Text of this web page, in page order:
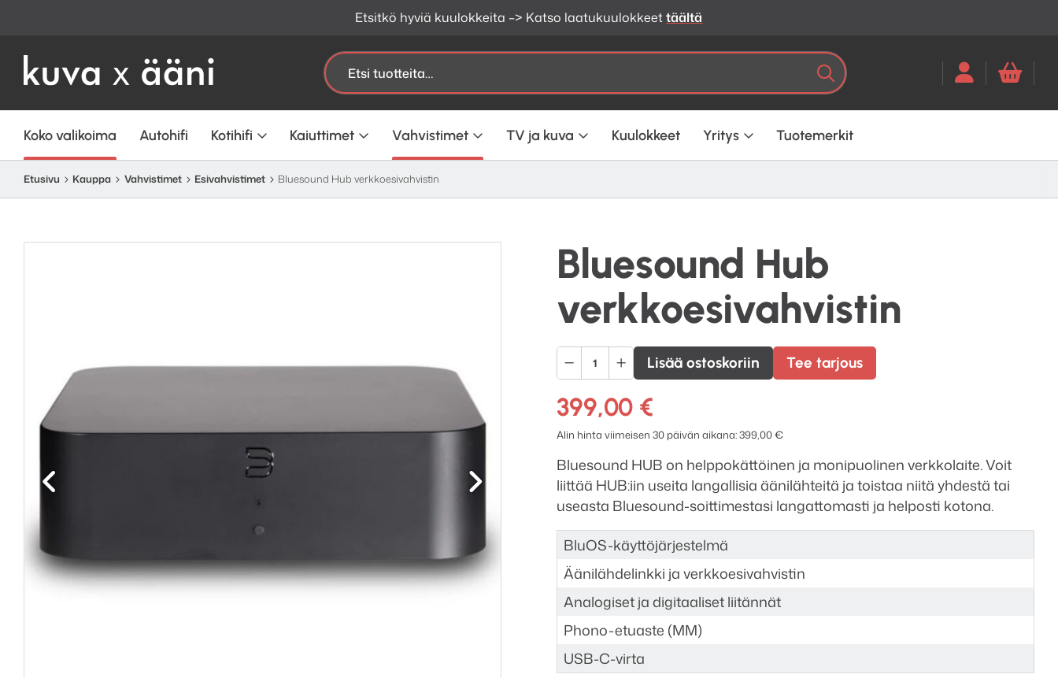
Etsitkö hyviä kuulokkeita –> Katso laatukuulokkeettäältä
Etsi: HakuKun tuloksia tulee, voit selata
Koko valikoima Autohifi Kotihifi Kaiuttimet Vahvistimet TV ja kuva Kuulokkeet Yritys Tuotemerkit
Etusivu Kauppa Vahvistimet Esivahvistimet Bluesound Hub verkkoesivahvistin
Bluesound Hub
verkkoesivahvistin
Bluesound
Hub
verkkoesivahvistin
määrä
Lisää ostoskoriin Tee tarjous
399,00 €
Alin hinta viimeisen 30 päivän aikana:399,00€
Bluesound HUB on helppokättöinen ja monipuolinen verkkolaite.Voit
liittää HUB:iin useita langallisia äänilähteitä ja toistaa niitä yhdestä tai
useasta Bluesound-soittimestasi langattomasti ja helposti kotona.
BluOS-käyttöjärjestelmä
Äänilähdelinkki ja verkkoesivahvistin
Analogiset ja digitaaliset liitännät
Phono-etuaste (MM)
USB-C-virta